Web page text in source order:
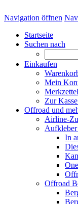
Navigation öffnen
Startseite
Suchen nach
Einkaufen
Mein
Zur
Offroad und
Airline-
In
Offroad